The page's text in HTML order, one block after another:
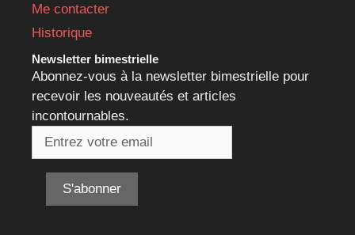
Me contacter
Historique
Newsletter bimestrielle
Abonnez-vous à la newsletter bimestrielle pour
recevoir les nouveautés et articles
incontournables.